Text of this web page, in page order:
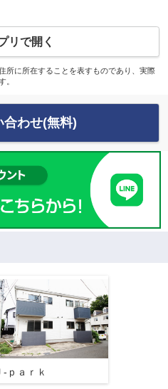
リで開く
所に所在することを表すものであり、実際
。
合わせ(無料)
-ｐａｒｋ